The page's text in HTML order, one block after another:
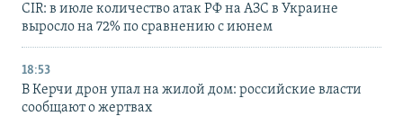
CIR: в июле количество атак РФ на АЗС в Украине
выросло на 72% по сравнению с июнем
18:53
В Керчи дрон упал на жилой дом: российские власти
сообщают о жертвах